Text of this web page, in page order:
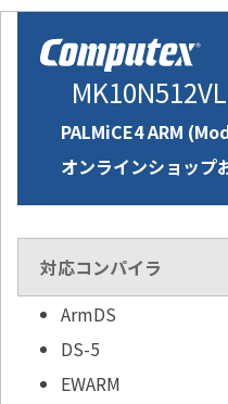
PALMiCE4 ARM
オンラインショップ
対応コンパイラ
ArmDS
DS-5
EWARM